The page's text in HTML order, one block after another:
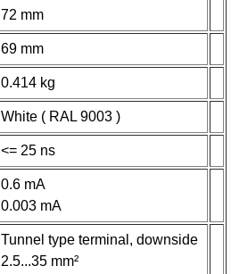
72 mm
69 mm
0.414 kg
White ( RAL 9003 )
<= 25 ns
0.6 mA
0.003 mA
Tunnel type terminal, downside
2.5...35 mm²